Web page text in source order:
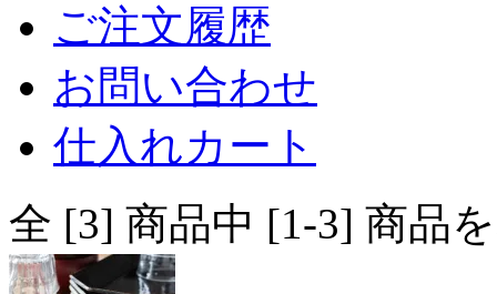
ご注文履歴
お問い合わせ
仕入れカート
全 [3] 商品中 [1-3] 商品